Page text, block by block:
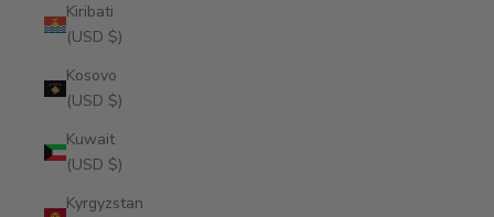
Kiribati
(USD $)
Kosovo
(USD $)
Kuwait
(USD $)
Kyrgyzstan